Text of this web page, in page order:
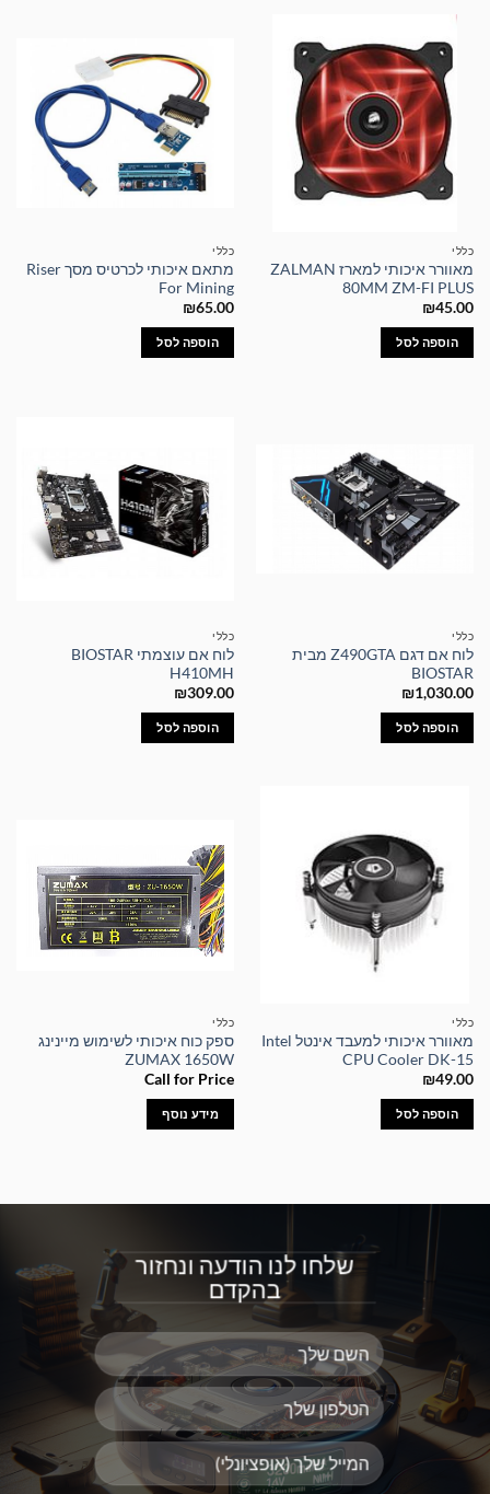
כללי
מאוורר איכותי למארז ZALMAN
80MM ZM-FI PLUS
₪45.00
הוספה לסל
כללי
מתאם איכותי לכרטיס מסך Riser
For Mining
₪65.00
הוספה לסל
כללי
לוח אם דגם Z490GTA מבית
BIOSTAR
₪1,030.00
הוספה לסל
כללי
לוח אם עוצמתי BIOSTAR
H410MH
₪309.00
הוספה לסל
כללי
מאוורר איכותי למעבד אינטל Intel
CPU Cooler DK-15
₪49.00
הוספה לסל
כללי
ספק כוח איכותי לשימוש מיינינג
ZUMAX 1650W
Call for Price
מידע נוסף
שלחו לנו הודעה ונחזור
בהקדם